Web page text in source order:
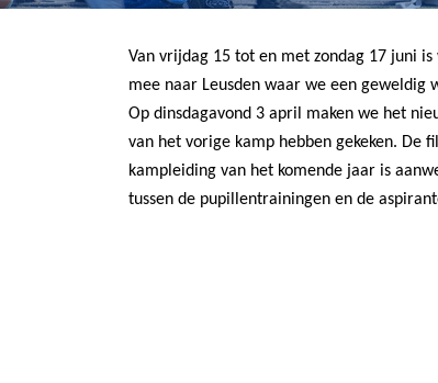
Van vrijdag 15 tot en met zondag 17 juni
mee naar Leusden waar we een geweldig
Op dinsdagavond 3 april maken we het
van het vorige kamp hebben gekeken. De
kampleiding van het komende jaar is
tussen de pupillentrainingen en de